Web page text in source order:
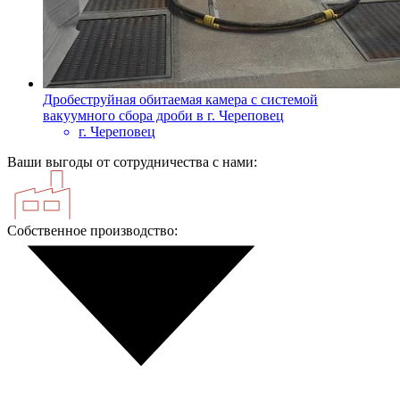
Дробеструйная обитаемая камера с системой
вакуумного сбора дроби в г. Череповец
г. Череповец
Ваши выгоды от сотрудничества с нами:
Собственное производство: